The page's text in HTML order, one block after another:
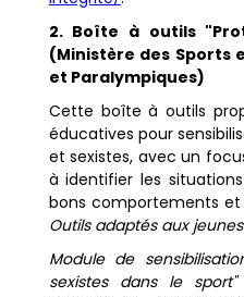
2. Boîte à outils
(Ministère des Sports
et Paralympiques)
Cette boîte à outils
éducatives pour
et sexistes, avec un
à identifier les
bons comportements et
Outils adaptés aux
Module de
sexistes dans le sport"